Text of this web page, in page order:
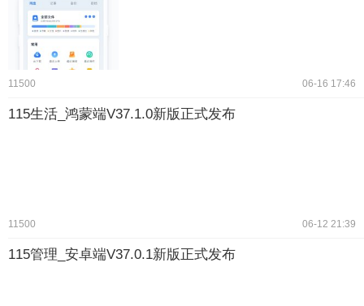
11500 06-16 17:46
115生活_鸿蒙端V37.1.0新版正式发布
11500 06-12 21:39
115管理_安卓端V37.0.1新版正式发布